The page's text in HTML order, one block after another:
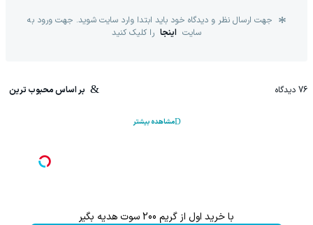
جهت ارسال نظر و دیدگاه خود باید ابتدا وارد سایت شوید. جهت ورود به
سایت اینجا را کلیک کنید
76 دیدگاه بر اساس محبوب ترین
مشاهده بیشتر
با خرید اول از گریم 200 سوت هدیه بگیر